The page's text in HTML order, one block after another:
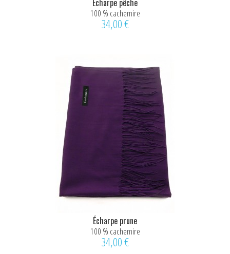
Écharpe pêche
100 % cachemire
34,00 €
Écharpe prune
100 % cachemire
34,00 €